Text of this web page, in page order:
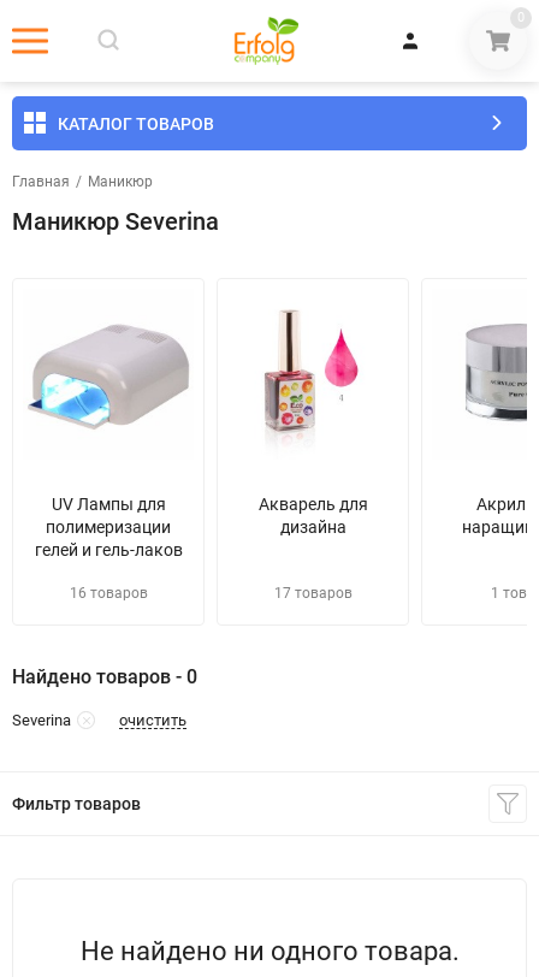
0
КАТАЛОГ ТОВАРОВ
Главная / Маникюр
Маникюр Severina
UV Лампы для
полимеризации
гелей и гель-лаков
16 товаров
Акварель для
дизайна
17 товаров
Акрил
1
Найдено товаров - 0
Severina очистить
Фильтр товаров
Не найдено ни одного товара.